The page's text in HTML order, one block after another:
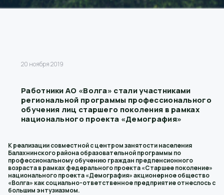
20 ноября 2019
Работники АО «Волга» стали участниками
региональной программы профессионального
обучения лиц старшего поколения в рамках
национального проекта «Демография»
К реализации совместной с центром занятости населения
Балахнинского района образовательной программы по
профессиональному обучению граждан предпенсионного
возраста в рамках федерального проекта «Старшее поколение»
национального проекта «Демография» акционерное общество
«Волга» как социально-ответственное предприятие отнеслось с
большим энтузиазмом.